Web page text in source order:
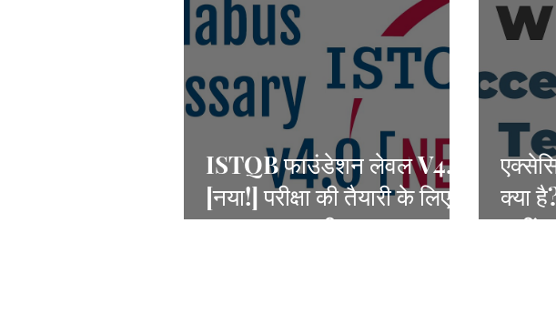
ISTQB फाउंडेशन लेवल V4.0
[नया!] परीक्षा की तैयारी के लिए
अध्ययन सामग्री
क्या
कहीं